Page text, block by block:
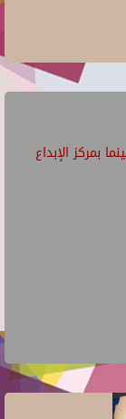
بمركز الإبداع